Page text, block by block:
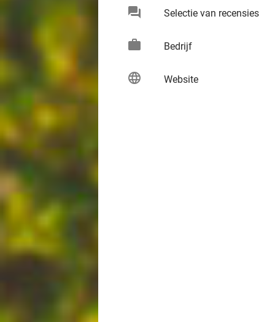
chat Selectie van recensies
work Bedrijf
language Website